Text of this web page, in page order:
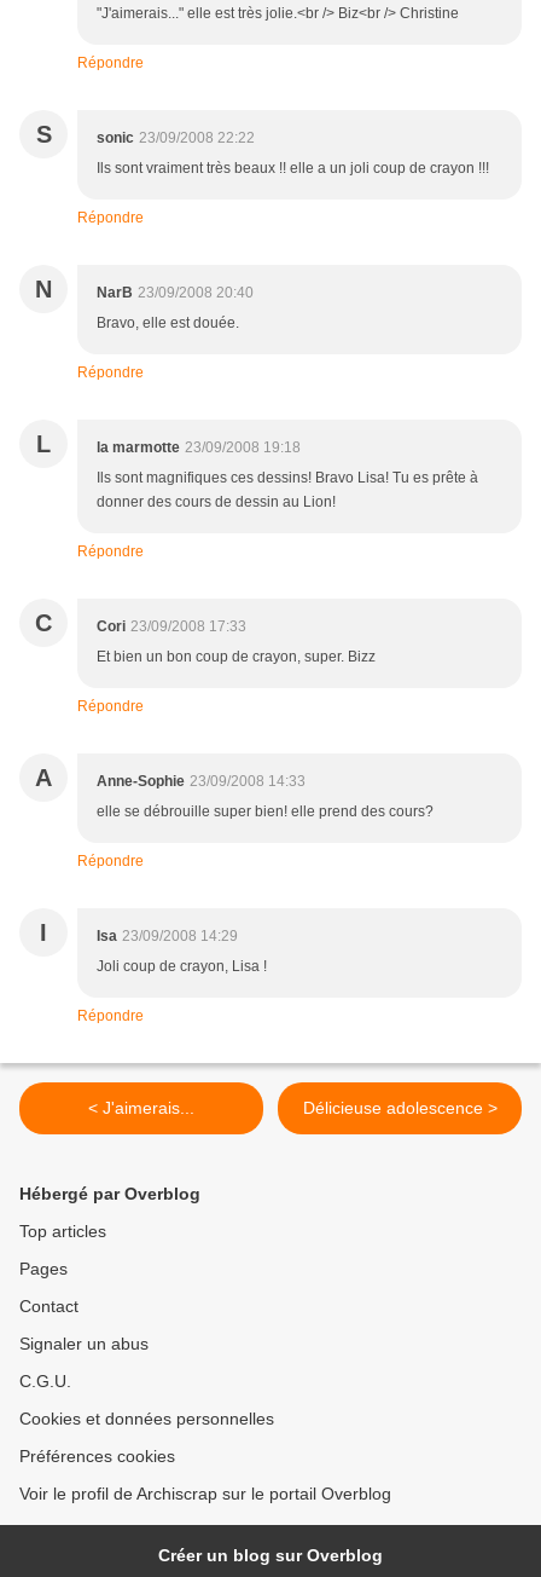
"J'aimerais..." elle est très jolie.<br /> Biz<br /> Christine
Répondre
S sonic 23/09/2008 22:22
Ils sont vraiment très beaux !! elle a un joli coup de crayon !!!
Répondre
N NarB 23/09/2008 20:40
Bravo, elle est douée.
Répondre
L la marmotte 23/09/2008 19:18
Ils sont magnifiques ces dessins! Bravo Lisa! Tu es prête à
donner des cours de dessin au Lion!
Répondre
C Cori 23/09/2008 17:33
Et bien un bon coup de crayon, super. Bizz
Répondre
A Anne-Sophie 23/09/2008 14:33
elle se débrouille super bien! elle prend des cours?
Répondre
I Isa 23/09/2008 14:29
Joli coup de crayon, Lisa !
Répondre
< J'aimerais... Délicieuse adolescence >
Hébergé par Overblog
Top articles
Pages
Contact
Signaler un abus
C.G.U.
Cookies et données personnelles
Préférences cookies
Voir le profil de Archiscrap sur le portail Overblog
Créer un blog sur Overblog